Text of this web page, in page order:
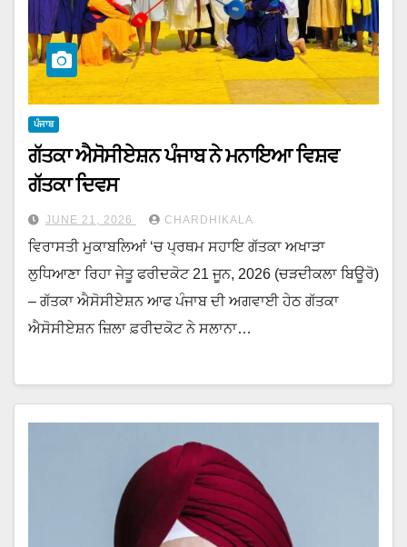
ਪੰਜਾਬ
ਗੱਤਕਾ ਐਸੋਸੀਏਸ਼ਨ ਪੰਜਾਬ ਨੇ ਮਨਾਇਆ ਵਿਸ਼ਵ
ਗੱਤਕਾ ਦਿਵਸ
JUNE 21, 2026 CHARDHIKALA
ਵਿਰਾਸਤੀ ਮੁਕਾਬਲਿਆਂ ‘ਚ ਪ੍ਰਥਮ ਸਹਾਇ ਗੱਤਕਾ ਅਖਾੜਾ
ਲੁਧਿਆਣਾ ਰਿਹਾ ਜੇਤੂ ਫਰੀਦਕੋਟ 21 ਜੂਨ, 2026 (ਚੜਦੀਕਲਾ ਬਿਊਰੋ)
– ਗੱਤਕਾ ਐਸੋਸੀਏਸ਼ਨ ਆਫ ਪੰਜਾਬ ਦੀ ਅਗਵਾਈ ਹੇਠ ਗੱਤਕਾ
ਐਸੋਸੀਏਸ਼ਨ ਜ਼ਿਲਾ ਫ਼ਰੀਦਕੋਟ ਨੇ ਸਲਾਨਾ…